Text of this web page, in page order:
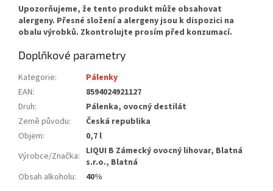
Doplňkové parametry
Kategorie:
Pálenky
EAN:
8594024921127
Druh:
Pálenka, ovocný destilát
Země původu:
Česká republika
Objem:
0,7 l
Výrobce/Značka: LIQUI B Zámecký ovocný lihovar, Blatná
s.r.o., Blatná
Obsah alkoholu: 40%